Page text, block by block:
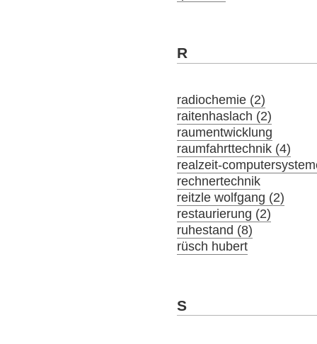
R
radiochemie (2)
raitenhaslach (2)
raumentwicklung
raumfahrttechnik (4)
realzeit-
rechnertechnik
reitzle wolfgang (2)
restaurierung (2)
ruhestand (8)
rüsch hubert
S